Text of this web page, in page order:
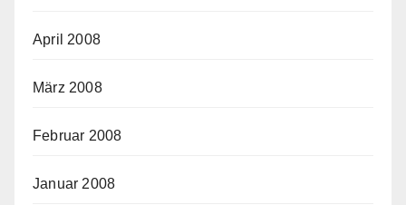
April 2008
März 2008
Februar 2008
Januar 2008